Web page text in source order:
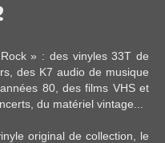
» : des vinyles 33T de
des K7 audio de musique
80, desfilms VHS et
, du matériel vintage
original de collection, le